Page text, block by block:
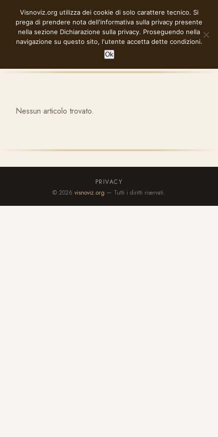
contenuto
VISNOVIZ.ORG
Nessun articolo trovato.
PRIVACY
© 2026 visnoviz.org — Tutti i diritti riservati.
Visnoviz.org utilizza dei cookie di solo carattere tecnico. Si
prega di prendere nota dell'informativa sulla privacy presente
nella sezione Dichiarazione sulla privacy. Proseguendo nella
navigazione su questo sito, l'utente accetta dette condizioni.
Ok